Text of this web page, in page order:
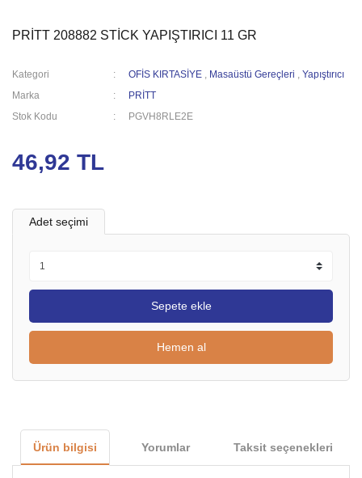
PRİTT 208882 STİCK YAPIŞTIRICI 11 GR
Kategori OFİS KIRTASİYE , Masaüstü Gereçleri ,Yapıştırıcı
Marka
PRİTT
Stok Kodu
PGVH8RLE2E
46,92 TL
Adet seçimi
Sepete ekle
Hemen al
Ürün bilgisi Yorumlar Taksit seçenekleri